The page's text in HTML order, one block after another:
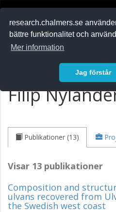
research.chalmers.se
bättre funktionalitet och
Mer information
Jag förstår
Filip
Publikationer (13)
Visar 13 publikationer
Composition and
ulvans recovered from
the Swedish west coast